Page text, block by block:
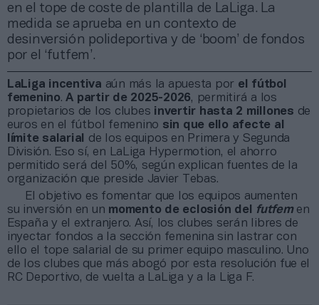
en el tope de coste de plantilla de LaLiga. La
medida se aprueba en un contexto de
desinversión polideportiva y de ‘boom’ de fondos
por el ‘futfem’.
LaLiga incentiva aún más la apuesta por el fútbol
femenino.A partir de 2025-2026, permitirá a los
propietarios de los clubes invertir hasta 2 millones de
euros en el fútbol femenino sin que ello afecte al
límite salarial
de los equipos en Primera y Segunda
División. Eso sí, en LaLiga Hypermotion, el ahorro
permitido será del 50%, según explican fuentes de la
organización que preside Javier Tebas.
El objetivo es fomentar que los equipos aumenten
su inversión en un momento de eclosión del futfemen
España y el extranjero. Así, los clubes serán libres de
inyectar fondos a la sección femenina sin lastrar con
ello el tope salarial de su primer equipo masculino. Uno
de los clubes que más abogó por esta resolución fue el
RC Deportivo, de vuelta a LaLiga y a la Liga F.